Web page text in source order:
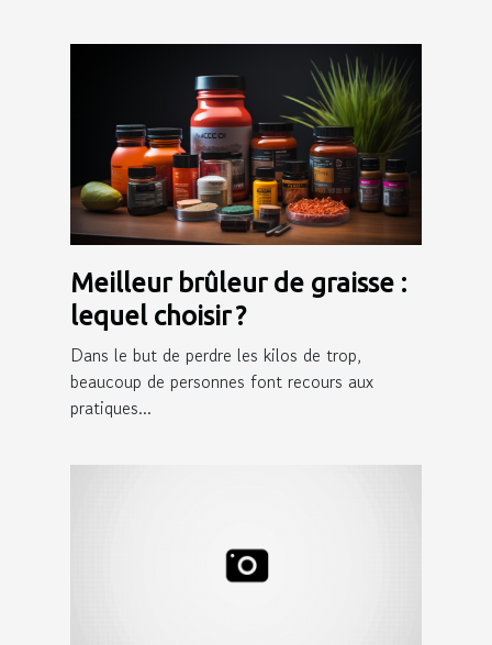
Meilleur brûleur de graisse :
lequel choisir ?
Dans le but de perdre les kilos de trop,
beaucoup de personnes font recours aux
pratiques...